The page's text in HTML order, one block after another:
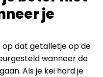
je
op dat getalletje op de
wanneer de
Als je kei hard je